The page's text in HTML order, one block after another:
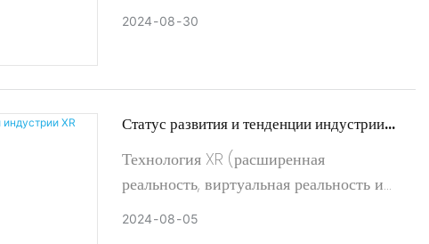
испытывала колебания в
поднимается, отрасль Revit
2024 08 30
Статус развития и тенденции индустрии
Технология XR (расширенная
реальность, виртуальная реальность и
смешанная реальность) быстро
2024 08 05